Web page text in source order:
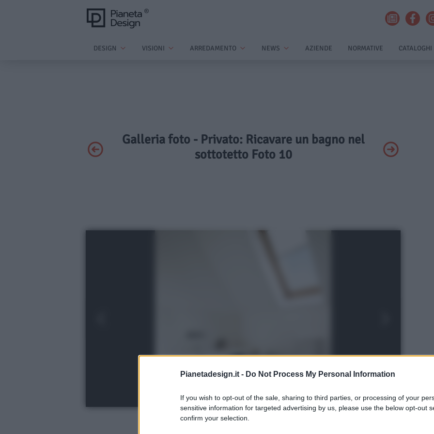
Pianetadesign.it - Do Not Process My Personal Information
If you wish to opt-out of the sale, sharing to third parties, or processing of your
sensitive information for targeted advertising by us, please use the below opt-out
confirm your selection.
DESIGN VISIONI ARREDAMENTO NEWS AZIENDE NORMATIVE CATALOGHI
Galleria foto - Privato: Ricavare un bagno nel
sottotetto Foto 10